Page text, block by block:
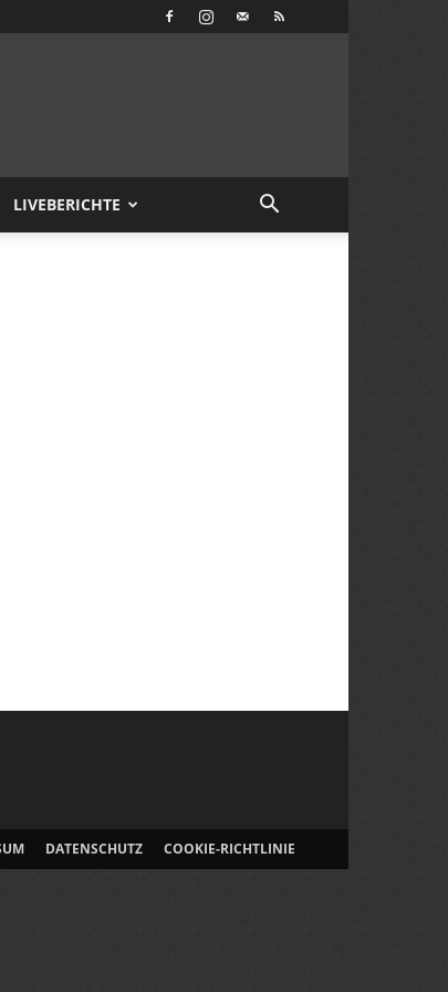
LIVEBERICHTE
DATENSCHUTZ COOKIE-RICHTLINIE